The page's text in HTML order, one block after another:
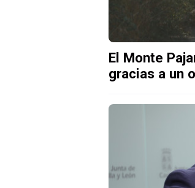
El Monte
gracias a un